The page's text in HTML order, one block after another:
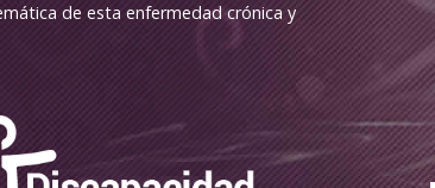
de esta enfermedad crónica y